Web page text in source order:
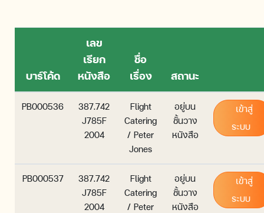
บาร์โค้ด
เลข
เรียก
หนังสือ
ชื่อ
เรื่อง
สถานะ
PB000536
387.742
J785F
2004
Flight
Catering
/ Peter
Jones
อยู่บน
ชั้นวาง
หนังสือ
เข้าสู่
ระบบ
PB000537
387.742
J785F
2004
Flight
Catering
/ Peter
อยู่บน
ชั้นวาง
หนังสือ
เข้าสู่
ระบบ